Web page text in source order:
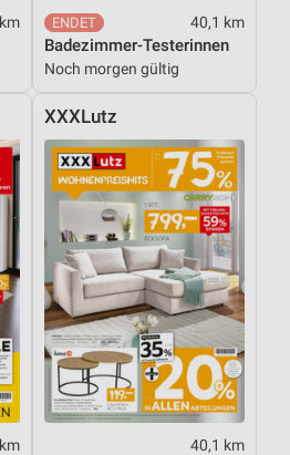
40,1 km
Badezimmer-Testerinnen
Noch morgen gültig
XXXLutz
40,1 km
der Angebote
zur Auswahl von
angeforderten